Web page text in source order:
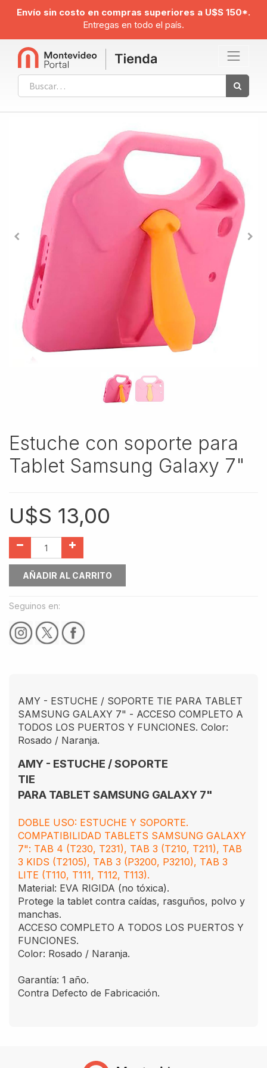
Envío sin costo en compras superiores a U$S 150*.
Entregas en todo el país.
Estuche con soporte para
Tablet Samsung Galaxy 7"
U$S 13,00
AÑADIR AL CARRITO
Seguinos en:
AMY - ESTUCHE / SOPORTE TIE PARA TABLET
SAMSUNG GALAXY 7" - ACCESO COMPLETO A
TODOS LOS PUERTOS Y FUNCIONES. Color:
Rosado / Naranja.
AMY - ESTUCHE / SOPORTE
TIE
PARA TABLET SAMSUNG GALAXY 7"
DOBLE USO: ESTUCHE Y SOPORTE.
COMPATIBILIDAD TABLETS SAMSUNG GALAXY
7": TAB 4 (T230, T231), TAB 3 (T210, T211), TAB
3 KIDS (T2105), TAB 3 (P3200, P3210), TAB 3
LITE (T110, T111, T112, T113).
Material: EVA RIGIDA (no tóxica).
Protege la tablet contra caídas, rasguños, polvo y
manchas.
ACCESO COMPLETO A TODOS LOS PUERTOS Y
FUNCIONES.
Color: Rosado / Naranja.
Garantía: 1 año.
Contra Defecto de Fabricación.